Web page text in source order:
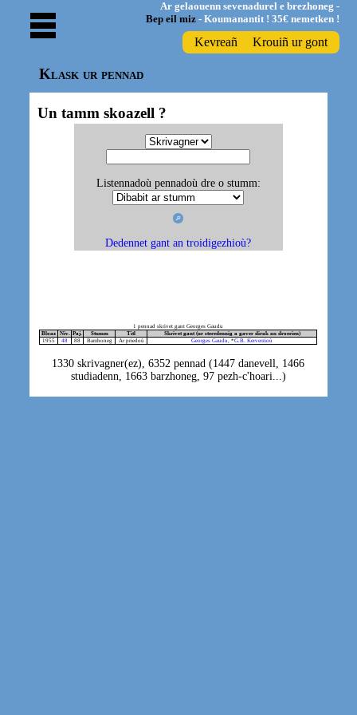
Ar gelaouenn sevenadurel e brezhoneg -
Bep eil miz- Koumanantit ! 35€ nemetken !
Kevreañ Krouiñ ur gont
Klask ur pennad
Un tamm skoazell ?
Listennadoù pennadoù dre o stumm:
Dedennet gant an troidigezhioù?
1 pennad skrivet gant Georges Gaudu
Bloaz
Niv. Paj. Stumm Titl
Skrivet gant (ur steredennig a gaver dirak an droerien)
1955
48 88 Barzhoneg Ar priedoù Georges Gaudu , *G.B. Kerverzioù
1330 skrivagner(ez), 6352 pennad (1447 danevell, 1466
studiadenn, 1663 barzhoneg, 97 pezh-c'hoari...)